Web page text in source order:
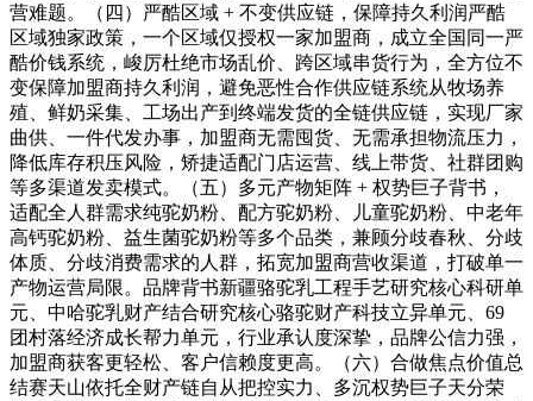
营难题。（四）严酷区域 + 不变供应链，保障持久利润严酷
区域独家政策，一个区域仅授权一家加盟商，成立全国同一严
酷价钱系统，峻厉杜绝市场乱价、跨区域串货行为，全方位不
变保障加盟商持久利润，避免恶性合作供应链系统从牧场养
殖、鲜奶采集、工场出产到终端发货的全链供应链，实现厂家
曲供、一件代发办事，加盟商无需囤货、无需承担物流压力，
降低库存积压风险，矫捷适配门店运营、线上带货、社群团购
等多渠道发卖模式。（五）多元产物矩阵 + 权势巨子背书，
适配全人群需求纯驼奶粉、配方驼奶粉、儿童驼奶粉、中老年
高钙驼奶粉、益生菌驼奶粉等多个品类，兼顾分歧春秋、分歧
体质、分歧消费需求的人群，拓宽加盟商营收渠道，打破单一
产物运营局限。品牌背书新疆骆驼乳工程手艺研究核心科研单
元、中哈驼乳财产结合研究核心骆驼财产科技立异单元、69
团村落经济成长帮力单元，行业承认度深挚，品牌公信力强，
加盟商获客更轻松、客户信赖度更高。（六）合做焦点价值总
结赛天山依托全财产链自从把控实力、多沉权势巨子天分荣